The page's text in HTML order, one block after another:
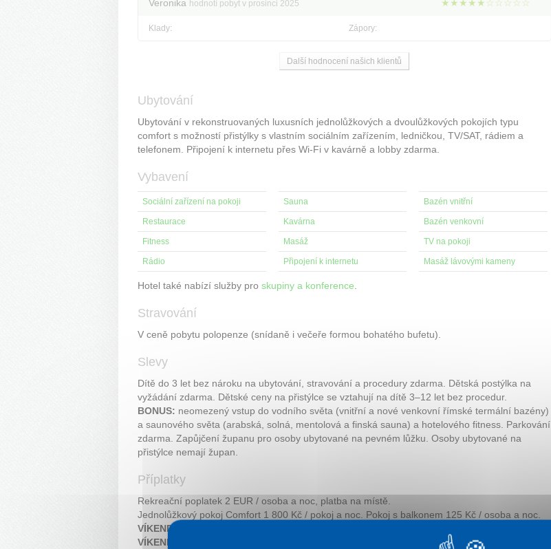
Veronika hodnotí pobyt v prosinci 2025 ★★★★★☆☆☆☆☆
Klady: Zápory:
Další hodnocení našich klientů
Ubytování
Ubytování v rekonstruovaných luxusních jednolůžkových a dvoulůžkových pokojích typu
comfort s možností přistýlky s vlastním sociálním zařízením, ledničkou, TV/SAT, rádiem a
telefonem. Připojení k internetu přes Wi-Fi v kavárně a lobby zdarma.
Vybavení
Sociální zařízení na pokoji Sauna Bazén vnitřní
Restaurace Kavárna Bazén venkovní
Fitness Masáž TV na pokoji
Rádio Připojení k internetu Masáž lávovými kameny
Hotel také nabízí služby pro skupiny a konference.
Stravování
V ceně pobytu polopenze (snídaně i večeře formou bohatého bufetu).
Slevy
Dítě do 3 let bez nároku na ubytování, stravování a procedury zdarma. Dětská postýlka na
vyžádání zdarma. Dětské ceny na přistýlce se vztahují na dítě 3–12 let bez procedur.
BONUS: neomezený vstup do vodního světa (vnitřní a nové venkovní římské termální bazény)
a saunového světa (arabská, solná, mentolová a finská sauna) a hotelového fitness. Parkování
zdarma. Zapůjčení županu pro osoby ubytované na pevném lůžku. Osoby ubytované na
přistýlce nemají župan.
Příplatky
Rekreační poplatek 2 EUR / osoba a noc, platba na místě.
Jednolůžkový pokoj Comfort 1 800 Kč / pokoj a noc. Pokoj s balkonem 125 Kč / osoba a noc.
VÍKENDOVÝ PŘÍPLATEK 250 KČ / POKOJ A NOC
VÍKENDOVÝ PŘÍPLATEK 380 KČ / APARTMÁN A NOC